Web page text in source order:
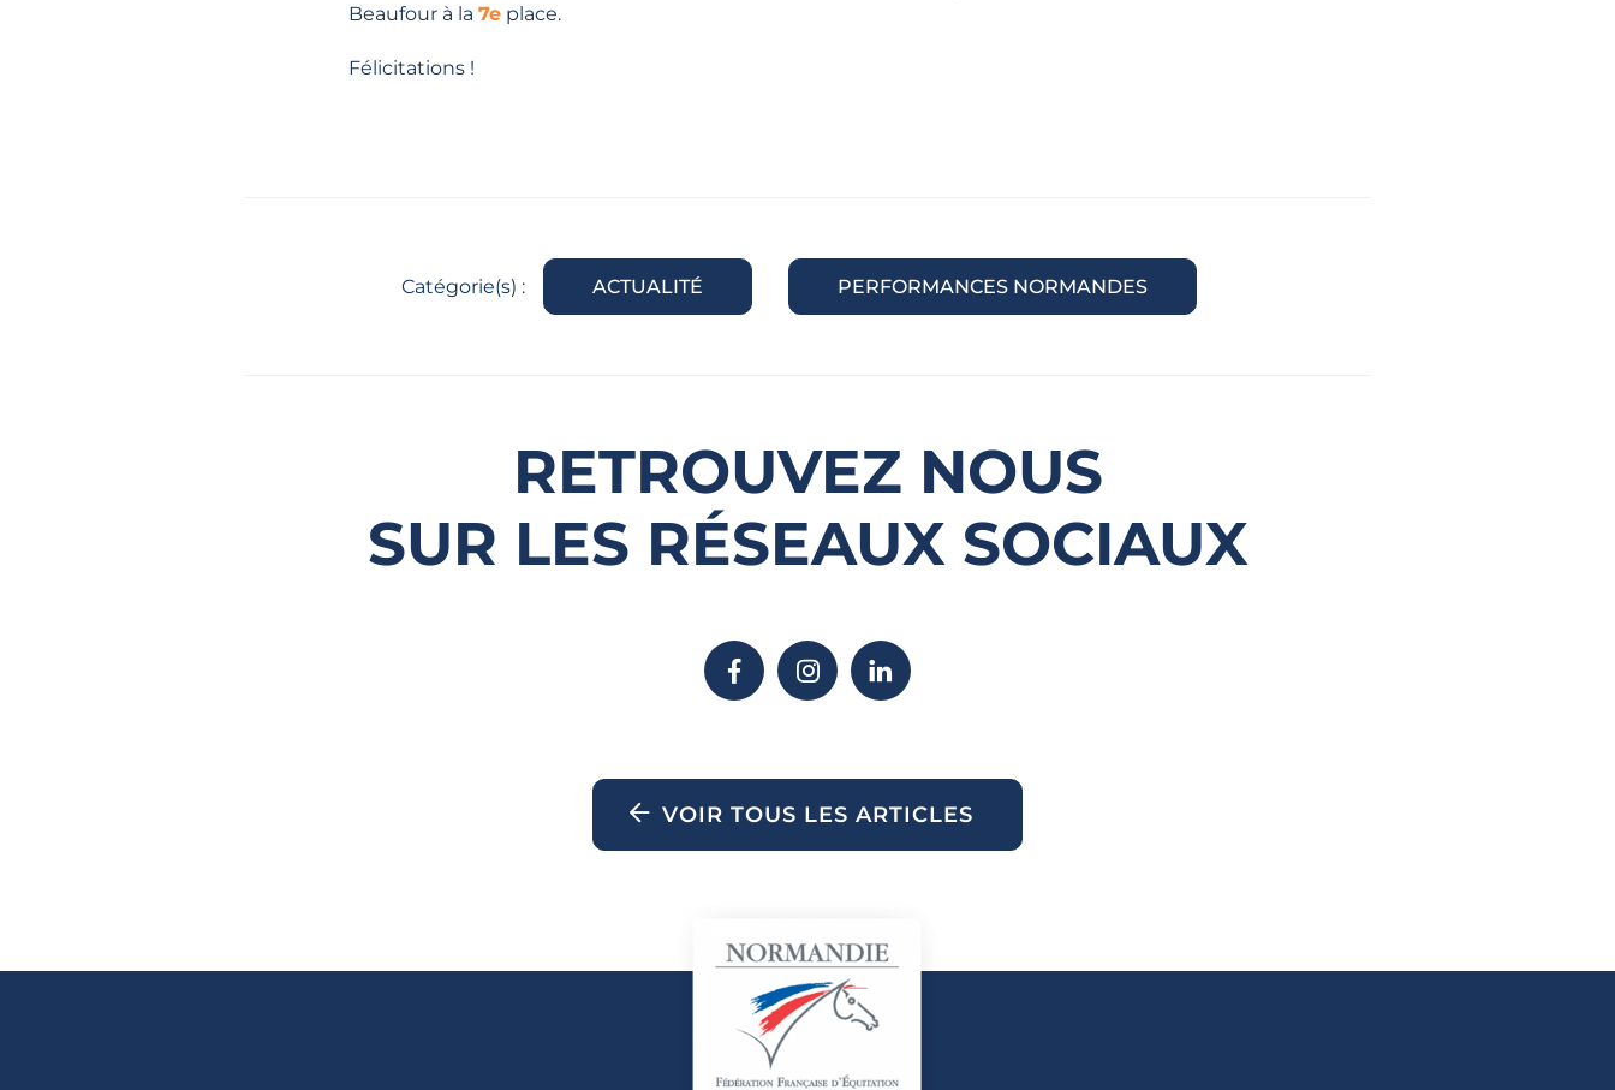
Beaufour à la 7e place.
Félicitations !
Catégorie(s) : ACTUALITÉ PERFORMANCES NORMANDES
RETROUVEZ NOUS
SUR LES RÉSEAUX SOCIAUX
VOIR TOUS LES ARTICLES